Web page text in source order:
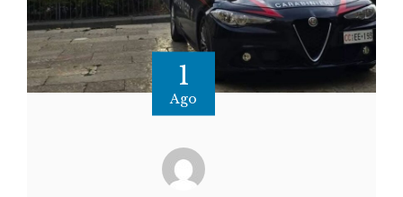
1
Ago